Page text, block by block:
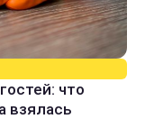
что
взялась